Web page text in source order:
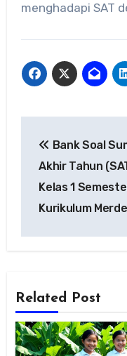
menghadapi SAT
pos
Bank Soal
Akhir Tahun
Kelas 1
Kurikulum
Related Post